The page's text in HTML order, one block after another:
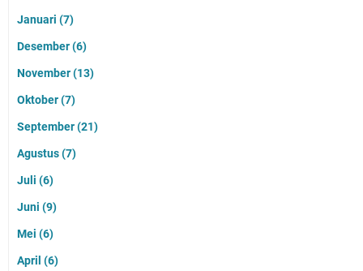
Januari (7)
Desember(6)
November(13)
Oktober(7)
September(21)
Agustus(7)
Juli (6)
Juni (9)
Mei (6)
April (6)